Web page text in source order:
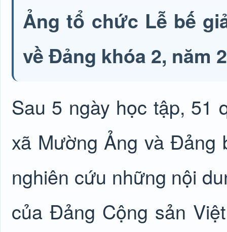
Ảng tổ chức Lễ bế
về Đảng khóa 2, năm
Sau 5 ngày học tập, 51
xã Mường Ảng và Đảng
nghiên cứu những nội
của Đảng Cộng sản